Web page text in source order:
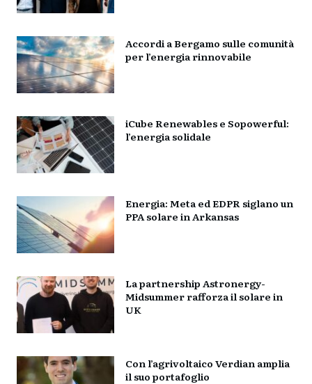
Accordi a Bergamo sulle comunità
per l’energia rinnovabile
iCube Renewables e Sopowerful:
l’energia solidale
Energia: Meta ed EDPR siglano un
PPA solare in Arkansas
La partnership Astronergy-
Midsummer rafforza il solare in
UK
Con l’agrivoltaico Verdian amplia
il suo portafoglio